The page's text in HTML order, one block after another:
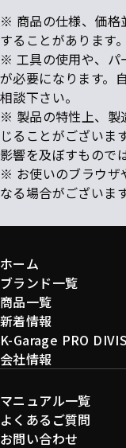
※ 商品の仕様、価格
することがあります。
※ 工具の使用や、パ
が必要になります。
相談下さい。
※ 製品の特性上、製
じることがございま
影響を及ぼすもので
※ お使いのブラウザ
なる場合がございます
ホーム
ブランド一覧
商品一覧
新着情報
K-Garage PRO
会社情報
マニュアル一覧
よくあるご質問
お問い合わせ